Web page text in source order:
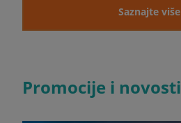
Saznajte više
Promocije i novosti